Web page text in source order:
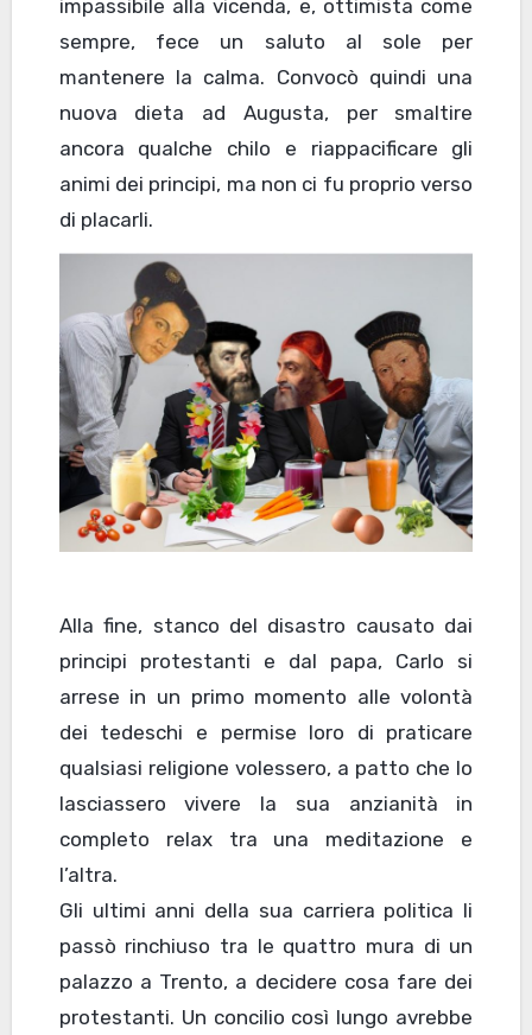
impassibile alla vicenda, e, ottimista come
sempre, fece un saluto al sole per
mantenere la calma. Convocò quindi una
nuova dieta ad Augusta, per smaltire
ancora qualche chilo e riappacificare gli
animi dei principi, ma non ci fu proprio verso
di placarli.
Alla fine, stanco del disastro causato dai
principi protestanti e dal papa, Carlo si
arrese in un primo momento alle volontà
dei tedeschi e permise loro di praticare
qualsiasi religione volessero, a patto che lo
lasciassero vivere la sua anzianità in
completo relax tra una meditazione e
l’altra.
Gli ultimi anni della sua carriera politica li
passò rinchiuso tra le quattro mura di un
palazzo a Trento, a decidere cosa fare dei
protestanti. Un concilio così lungo avrebbe